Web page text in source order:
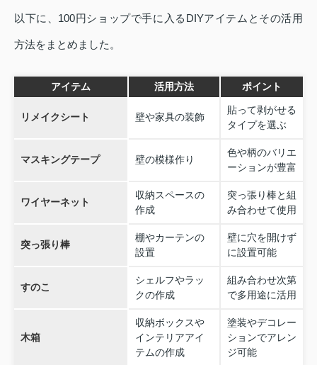
以下に、100円ショップで手に入るDIYアイテムとその活用
方法をまとめました。
アイテム 活用方法 ポイント
リメイクシート 壁や家具の装飾
貼って剥がせる
タイプを選ぶ
マスキングテープ 壁の模様作り
色や柄のバリエ
ーションが豊富
ワイヤーネット
収納スペースの
作成
突っ張り棒と組
み合わせて使用
突っ張り棒
棚やカーテンの
設置
壁に穴を開けず
に設置可能
すのこ
シェルフやラッ
クの作成
組み合わせ次第
で多用途に活用
木箱
収納ボックスや
インテリアアイ
テムの作成
塗装やデコレー
ションでアレン
ジ可能